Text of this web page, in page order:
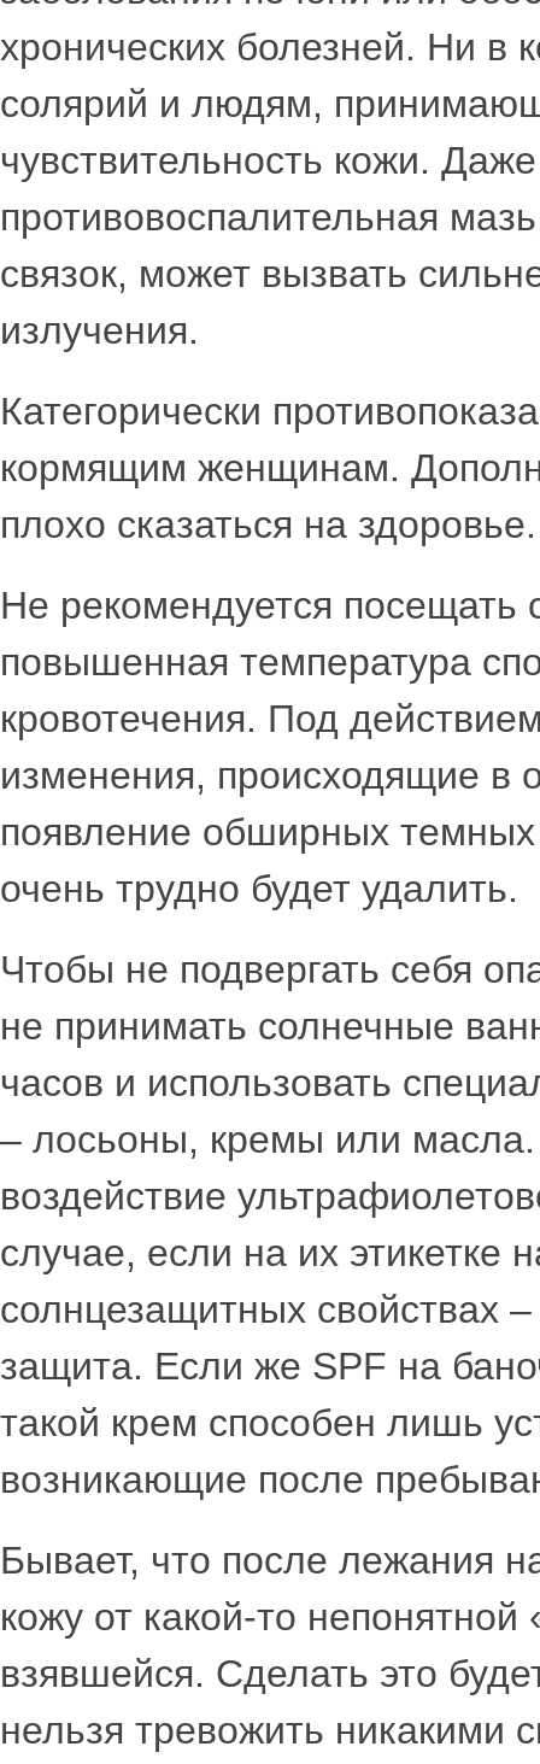
хронических болезней. Ни в
солярий и людям,
чувствительность кожи.
противовоспалительная
связок, может вызвать
излучения.
Категорически
кормящим женщинам.
плохо сказаться на здоровье.
Не рекомендуется посещать
повышенная температура
кровотечения. Под
изменения, происходящие в
появление обширных
очень трудно будет удалить.
Чтобы не подвергать себя
не принимать солнечные
часов и использовать
– лосьоны, кремы или
воздействие
случае, если на их этикетке
солнцезащитных свойствах
защита. Если же SPF на
такой крем способен лишь
возникающие после
Бывает, что после лежания
кожу от какой-то
взявшейся. Сделать это
нельзя тревожить никакими